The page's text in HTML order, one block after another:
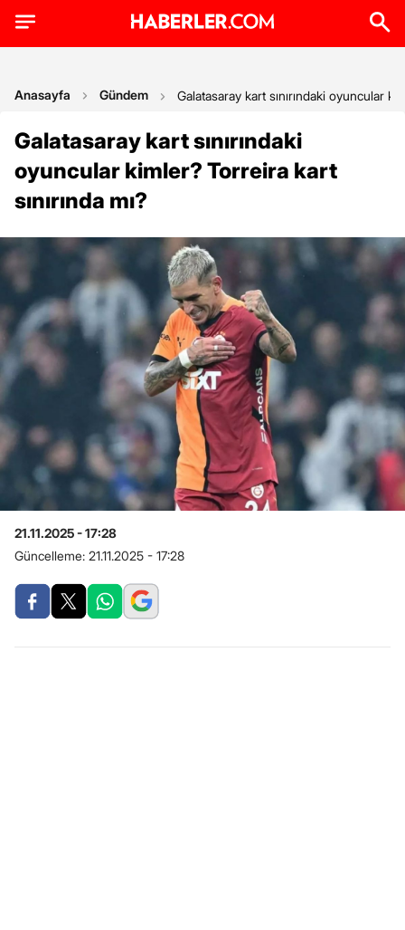
Anasayfa Gündem Galatasaray kart sınırındaki oyuncular
Galatasaray kart sınırındaki
oyuncular kimler? Torreira kart
sınırında mı?
21.11.2025 - 17:28
Güncelleme: 21.11.2025 - 17:28